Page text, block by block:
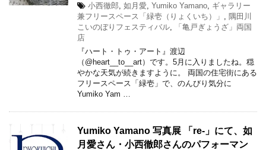
小西徹郎 如月愛 Yumiko Yamano ギャラリー
兼フリースペース「緑壱（りょくいち）」
隅田川
こいのぼりフェスティバル
「亀戸ぎょうざ」両国
店
『ハート・トゥ・アート』渡辺
（@heart__to__art）です。5月に入りましたね。穏
やかな天気が続きますように。 両国の住宅街にある
フリースペース「緑壱」で、のんびり気分に
Yumiko Yam …
Yumiko Yamano 写真展 「re-」にて、如
月愛さん・小西徹郎さんのパフォーマン